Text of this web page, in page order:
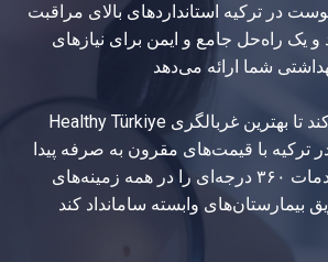
n
در ترکیه استانداردهای بالای مراقبت
یک راه‌حل جامع و ایمن برای نیازهای
Healthy Türkiye به شما کمک می‌کند تا بهترین غربالگری
با قیمت‌های مقرون به صرفه پیدا
کنید و رویکرد خدمات ۳۶۰ درجه‌ای را در همه زمینه‌های